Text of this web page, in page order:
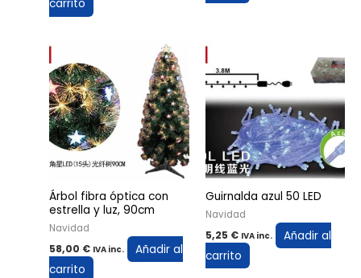
carrito
Árbol fibra óptica con
estrella y luz, 90cm
Navidad
58,00 € IVA inc.
Añadir al
carrito
Guirnalda azul 50 LED
Navidad
5,25 € IVA inc.
Añadir al
carrito